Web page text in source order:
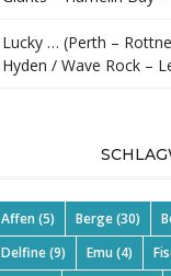
Lucky … (Perth –
Hyden / Wave Rock –
Affen (5) Berge(30)
Delfine(9) Emu (4)